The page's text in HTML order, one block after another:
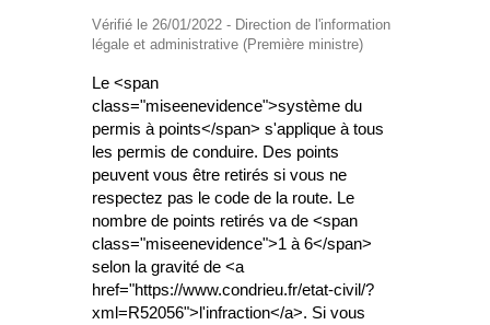
Vérifié le 26/01/2022 - Direction de l'information
légale et administrative (Première ministre)
Le <span
class="miseenevidence">système du
permis à points</span> s'applique à tous
les permis de conduire. Des points
peuvent vous être retirés si vous ne
respectez pas le code de la route. Le
nombre de points retirés va de <span
class="miseenevidence">1 à 6</span>
selon la gravité de <a
href="https://www.condrieu.fr/etat-civil/?
xml=R52056">l'infraction</a>. Si vous